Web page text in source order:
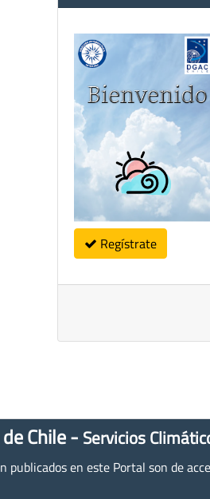
Regístrate
Chile - Servicios
publicados en este Portal son de